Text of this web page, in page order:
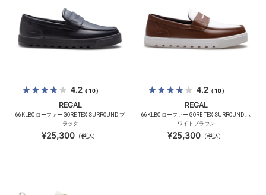
4.2（10）
REGAL
66KLBC ローファー GORE-TEX SURROUND ブ
ラック
¥25,300 （税込）
4.2（10）
REGAL
66KLBC ローファー GORE-TEX SURROUND ホ
ワイトブラウン
¥25,300 （税込）